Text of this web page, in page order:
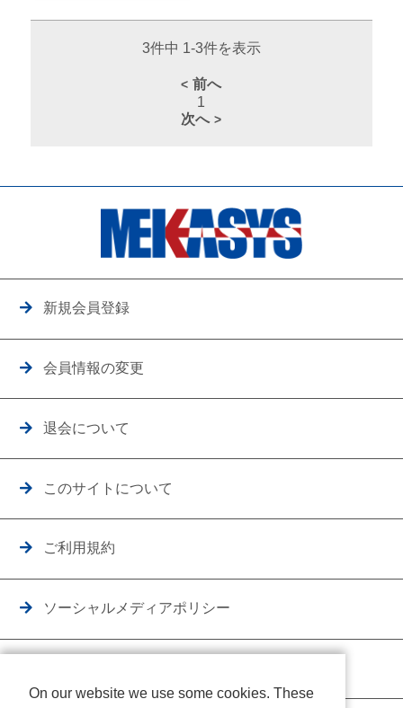
3件中 1-3件を表示
前へ
1
次へ
新規会員登録
会員情報の変更
退会について
このサイトについて
ご利用規約
ソーシャルメディアポリシー
On our website we use some cookies. These